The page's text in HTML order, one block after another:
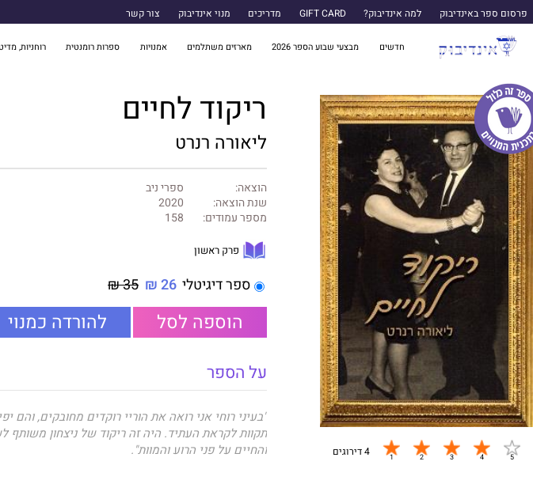
פרסום ספר באינדיבוק למה אינדיבוק? GIFT CARD מדריכים מנוי אינדיבוק צור קשר
חדשים מבצעי שבוע הספר 2026 מארזים משתלמים אמנויות ספרות רומנטית רוחניות,
4 דירוגים
ריקוד לחיים
ליאורה רנרט
הוצאה:
ספרי ניב
שנת הוצאה:
2020
מספר עמודים:
158
פרק ראשון
ספר דיגיטלי 26 ₪
35 ₪
הוספה לסל להורדה כמנוי
על הספר
"בעיני רוחי אני רואה את הוריי רוקדים מחובקים, והם
תקוות לקראת העתיד. היה זה ריקוד של ניצחון משותף
והחיים על פני הרוע והמוות".